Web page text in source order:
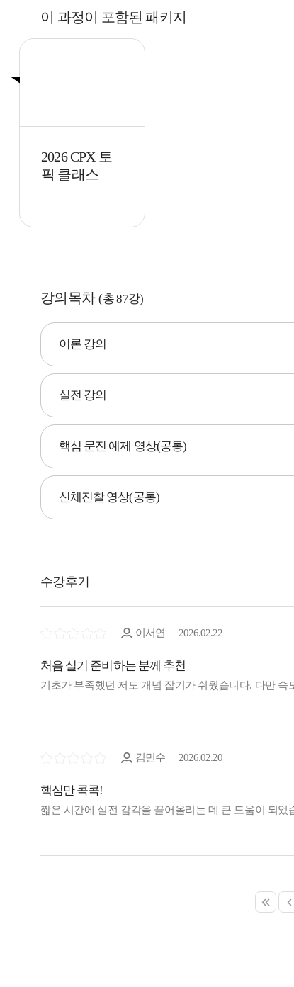
이 과정이 포함된 패키지
2026 CPX 토
픽 클래스
강의목차 (총 87강)
이론 강의
실전 강의
핵심 문진 예제 영상(공통)
신체진찰 영상(공통)